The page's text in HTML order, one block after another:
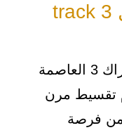
نظام التقسيط داخل track 3
تتميز الوحدات داخل مول تراك 3 العاصمة
تقسيط مرن
من فرصة